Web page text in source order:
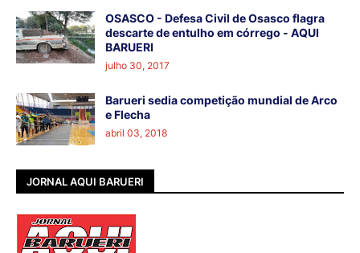
OSASCO - Defesa Civil de Osasco flagra
descarte de entulho em córrego - AQUI
BARUERI
julho 30, 2017
Barueri sedia competição mundial de Arco
e Flecha
abril 03, 2018
JORNAL AQUI BARUERI